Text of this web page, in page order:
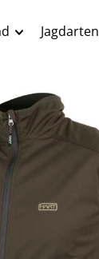
Jagdarten